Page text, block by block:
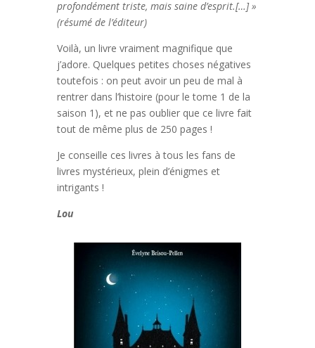
profondément triste, mais saine d’esprit.­[…] »
(résumé de l’éditeur)
Voilà, un livre vraiment magnifique que
j’adore. Quelques petites choses négatives
toutefois : on peut avoir un peu de mal à
rentrer dans l’histoire (pour le tome 1 de la
saison 1), et ne pas oublier que ce livre fait
tout de même plus de 250 pages !
Je conseille ces livres à tous les fans de
livres mystérieux, plein d’énigmes et
intrigants !
Lou